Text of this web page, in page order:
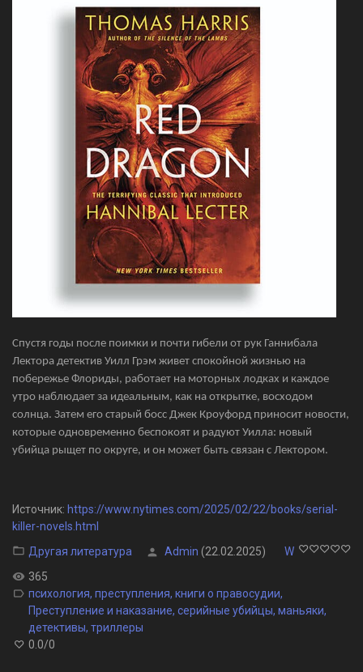
Спустя годы после поимки и почти гибели от рук Ганнибала
Лектора детектив Уилл Грэм живет спокойной жизнью на
побережье Флориды, работает на моторных лодках и каждое
утро наблюдает за идеальным, как на открытке, восходом
солнца. Затем его старый босс Джек Кроуфорд приносит новости,
которые одновременно беспокоят и радуют Уилла: новый
убийца рыщет по округе, и он может быть связан с Лектором.
Источник: https://www.nytimes.com/2025/02/22/books/serial-
killer-novels.html
Другая литература
Admin (22.02.2025)
W
365
психология, преступления, книги о правосудии,
Преступление и наказание, серийные убийцы, маньяки,
детективы, триллеры
0.0/0